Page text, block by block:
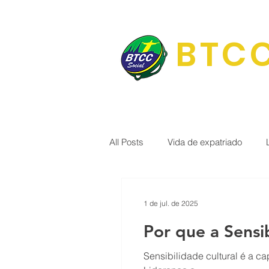
All Posts Vida de expatriado
Terapia Integrativa Cultura e
Por que a
Sensibilidade cultural é a
1 de jul. de 2025